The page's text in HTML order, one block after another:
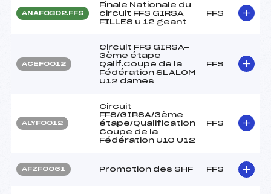
ANAF0302.FFS
Finale Nationale du
circuit FFS GIRSA
FILLES u 12 geant
FFS
ACEF0012
Circuit FFS GIRSA-
3ème étape
Qalif.Coupe de la
Fédération SLALOM
U12 dames
FFS
ALYF0012
Circuit
FFS/GIRSA/3ème
étape/Qualification
Coupe de la
Fédération U10 U12
FFS
AFZF0061 Promotion des SHF FFS